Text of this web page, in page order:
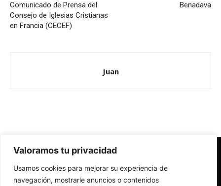
Valoramos tu privacidad
Usamos cookies para mejorar su experiencia de
navegación, mostrarle anuncios o contenidos
Comunicado de Prensa del
Consejo de Iglesias Cristianas
en Francia (CECEF)
Benadava
Juan
Redes Cristianas
Una mirada alternativa sobre la Iglesia católica y la sociedad
- Colectivos de Redes Cristianas